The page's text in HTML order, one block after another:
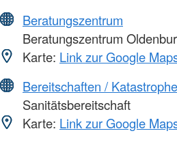
Beratungszentrum
Beratungszentrum
Karte: Link zur Google
Bereitschaften /
Sanitätsbereitschaft
Karte: Link zur Google